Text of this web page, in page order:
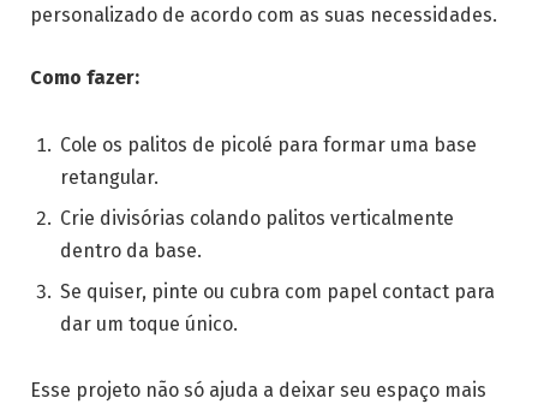
personalizado de acordo com as suas necessidades.
Como fazer:
Cole os palitos de picolé para formar uma base
retangular.
Crie divisórias colando palitos verticalmente
dentro da base.
Se quiser, pinte ou cubra com papel contact para
dar um toque único.
Esse projeto não só ajuda a deixar seu espaço mais